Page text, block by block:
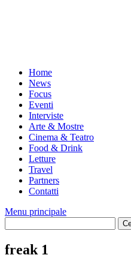
Home
News
Focus
Eventi
Interviste
Arte & Mostre
Cinema & Teatro
Food & Drink
Letture
Travel
Partners
Contatti
Menu principale
freak 1